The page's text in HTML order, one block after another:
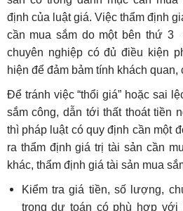
định của luật giá. Việc thẩm định
cần mua sắm do một bên thứ 3
chuyên nghiệp có đủ điều kiện
hiện để đảm bảm tính khách quan,
Để tránh việc “thổi giá” hoặc sai
sắm công, dẫn tới thất thoát tiền
thì pháp luật có quy định cần một
ra thẩm định giá trị tài sản cần
khác, thẩm định giá tài sản mua
Kiểm tra giá tiền, số lượng,
trong dự toán có phù hợp